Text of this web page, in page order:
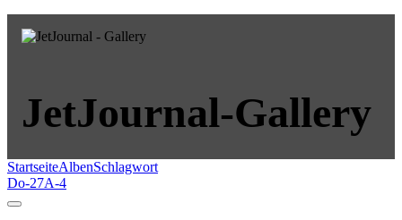
JetJournal-Gallery
StartseiteAlbenSchlagwort
Do-27A-4